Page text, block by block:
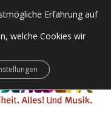
Menü
Erfahrung auf
welche Cookies wir